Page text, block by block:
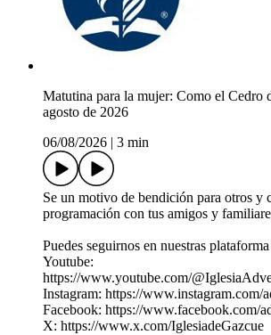
Matutina para la mujer: Como el Cedro
agosto de 2026
06/08/2026
3 min
Se un motivo de bendición para otros y
programación con tus amigos y
Puedes seguirnos en nuestras
Youtube:
https://www.youtube.com/
Instagram: https://www.instagram.com/
Facebook: https://www.facebook.com/
X: https://www.x.com/IglesiadeGazcue